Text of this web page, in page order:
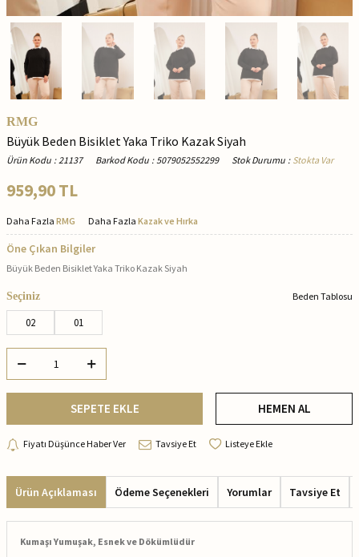
RMG
Büyük Beden Bisiklet Yaka Triko Kazak Siyah
Ürün Kodu : 21137 Barkod Kodu : 5079052552299 Stok Durumu : Stokta Var
959,90TL
Daha Fazla RMG Daha Fazla Kazak ve Hırka
Öne Çıkan Bilgiler
Büyük Beden Bisiklet Yaka Triko Kazak Siyah
Seçiniz Beden Tablosu
02 01
SEPETE EKLE HEMEN AL
Fiyatı Düşünce Haber Ver Tavsiye Et Listeye Ekle
Ürün Açıklaması Ödeme Seçenekleri Yorumlar Tavsiye Et
Kumaşı Yumuşak, Esnek ve Dökümlüdür